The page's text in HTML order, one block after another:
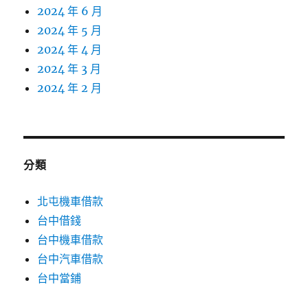
2024 年 6 月
2024 年 5 月
2024 年 4 月
2024 年 3 月
2024 年 2 月
分類
北屯機車借款
台中借錢
台中機車借款
台中汽車借款
台中當鋪